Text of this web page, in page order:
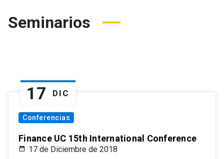
Seminarios
17 DIC
Conferencias
Finance UC 15th International Conference
17 de Diciembre de 2018